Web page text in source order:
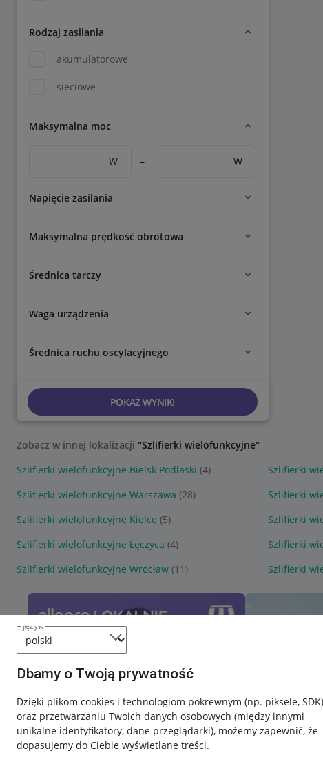
język
Dbamy o Twoją prywatność
Dzięki plikom cookies i technologiom pokrewnym (np. piksele, SDK)
oraz przetwarzaniu Twoich danych osobowych (między innymi
unikalne identyfikatory, dane przeglądarki), możemy zapewnić, że
dopasujemy do Ciebie wyświetlane treści.
Rodzaj zasilania
akumulatorowe
sieciowe
Maksymalna moc
W – W
Napięcie zasilania
Maksymalna prędkość obrotowa
Średnica tarczy
Waga urządzenia
Średnica ruchu oscylacyjnego
POKAŻ WYNIKI
Zobacz w innej lokalizacji "Szlifierki wielofunkcyjne"
Szlifierki wielofunkcyjne Bielsk Podlaski (4) Szlifierki
Szlifierki wielofunkcyjne Warszawa (28) Szlifierki
Szlifierki wielofunkcyjne Kielce (5) Szlifierki
Szlifierki wielofunkcyjne Łęczyca (4) Szlifierki
Szlifierki wielofunkcyjne Wrocław (11) Szlifierki